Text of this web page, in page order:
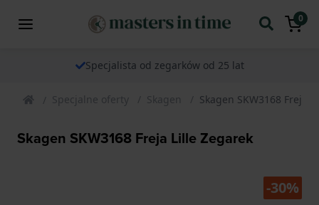
0
Specjalista od zegarków od 25 lat
Specjalne oferty Skagen Skagen SKW3168 Freja
Skagen SKW3168 Freja Lille Zegarek
-30%